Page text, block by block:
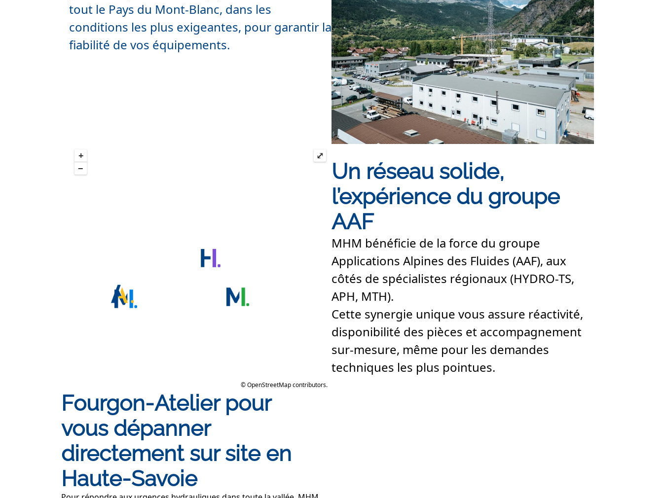
tout le Pays du Mont-Blanc, dans les
conditions les plus exigeantes, pour garantir la
fiabilité de vos équipements.
+
−
©OpenStreetMapcontributors.
⤢
Un réseau solide,
l’expérience du groupe
AAF
MHM bénéficie de la force du groupe
Applications Alpines des Fluides (AAF), aux
côtés de spécialistes régionaux (HYDRO-TS,
APH, MTH).
Cette synergie unique vous assure réactivité,
disponibilité des pièces et accompagnement
sur-mesure, même pour les demandes
techniques les plus pointues.
Fourgon-Atelier pour
vous dépanner
directement sur site en
Haute-Savoie